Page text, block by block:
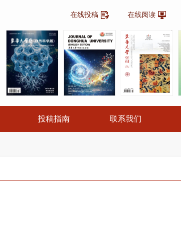
在线投稿 在线阅读
投稿指南 联系我们